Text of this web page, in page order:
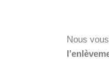
Nous